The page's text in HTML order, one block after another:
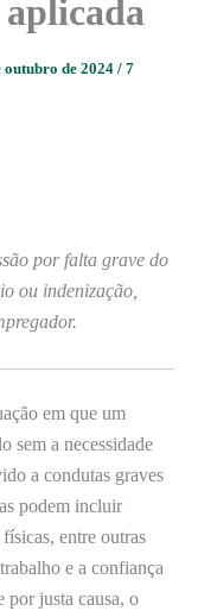
aplicada
outubro de 2024 / 7
por falta grave do
ou indenização,
em que um
sem a necessidade
a condutas graves
podem incluir
entre outras
e a confiança
por justa causa, o